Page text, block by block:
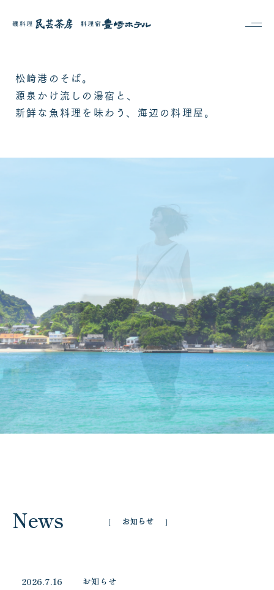
〒410-3611
静岡県賀茂郡松崎町松崎488-2
info@toyosaki-hotel.com
HOME
松崎を楽しむ
アクセス
お知らせ
よくある質問
松崎港のそば。
源泉かけ流しの湯宿と、
新鮮な魚料理を味わう、 海辺の料理屋。
News お知らせ
2026.7.16 お知らせ